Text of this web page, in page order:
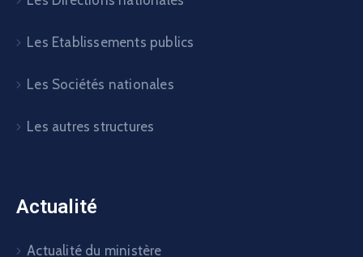
Les Etablissements publics
Les Sociétés nationales
Les autres structures
Actualité
Actualité du ministère